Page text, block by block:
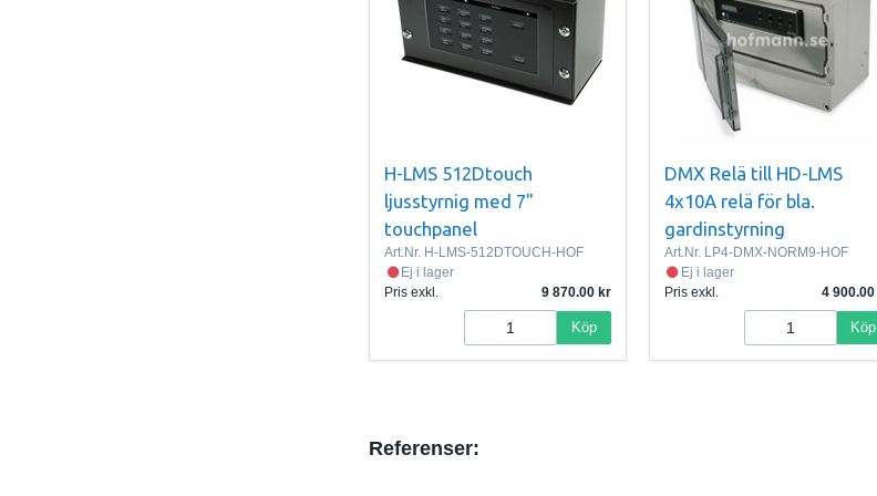
H-LMS 512Dtouch
ljusstyrnig med 7"
touchpanel
Art.Nr. H-LMS-512DTOUCH-HOF
Ej i lager
Pris exkl.
9 870.00
Köp
DMX Relä till HD-LMS
4x10A relä för bla.
gardinstyrning
Art.Nr. LP4-DMX-NORM9-HOF
Ej i lager
Pris exkl.
4 900.00
Köp
Referenser: